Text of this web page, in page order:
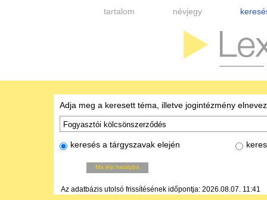
tartalom névjegy
Adja meg a keresett téma, illetve jogintézmény
keresés a tárgyszavak elején
Ma lép hatályba
Az adatbázis utolsó frissítésének időpontja: 2026.08.07. 11:41